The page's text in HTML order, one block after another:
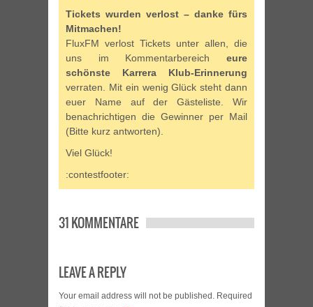
Tickets wurden verlost – danke fürs
Mitmachen!
FluxFM verlost Tickets unter allen, die
uns im Kommentarbereich eure
schönste Karrera Klub-Erinnerung
verraten. Mit ein wenig Glück steht dann
euer Name auf der Gästeliste. Wir
benachrichtigen die Gewinner per Mail
(Bitte kurz antworten).
Viel Glück!
:contestfooter:
31 KOMMENTARE
LEAVE A REPLY
Your email address will not be published. Required